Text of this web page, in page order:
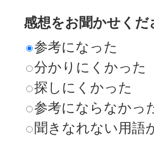
感想をお聞かせくだ
参考になった
分かりにくかった
探しにくかった
参考にならなかっ
聞きなれない用語